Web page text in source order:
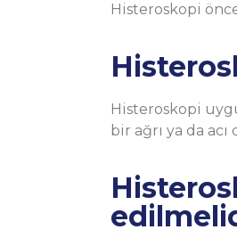
Histeroskopi
Histeroskopi
bir ağrı ya da